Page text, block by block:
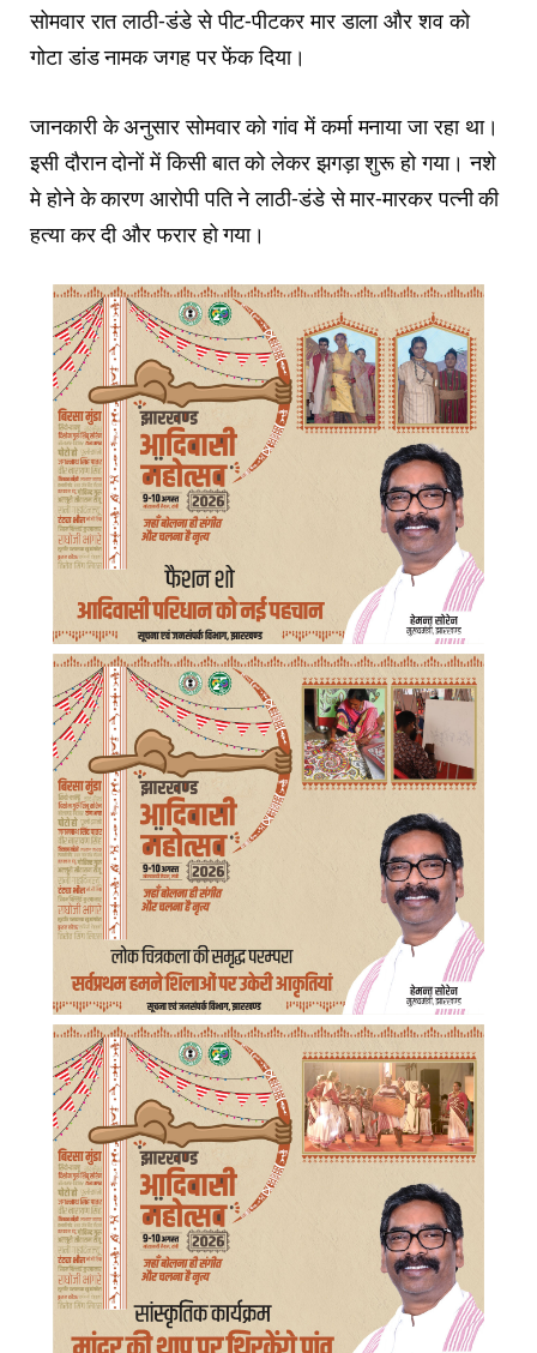
सोमवार रात लाठी-डंडे से पीट-पीटकर मार डाला और शव को
गोटा डांड नामक जगह पर फेंक दिया।
जानकारी के अनुसार सोमवार को गांव में कर्मा मनाया जा रहा था।
इसी दौरान दोनों में किसी बात को लेकर झगड़ा शुरू हो गया। नशे
मे होने के कारण आरोपी पति ने लाठी-डंडे से मार-मारकर पत्नी की
हत्या कर दी और फरार हो गया।